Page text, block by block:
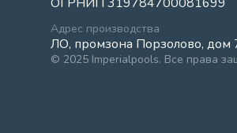
Адрес производства
ЛО, промзона Порзолово, дом
© 2025 Imperialpools. Все права